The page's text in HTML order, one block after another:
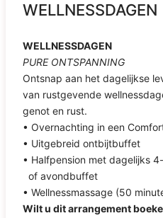
WELLNESSDAGEN
WELLNESSDAGEN
PURE ONTSPANNING
Ontsnap aan het dagelijkse
van rustgevende
genot en rust.
• Overnachting in een
• Uitgebreid ontbijtbuffet
• Halfpension met dagelijks
of avondbuffet
• Wellnessmassage (50
Wilt u dit arrangement